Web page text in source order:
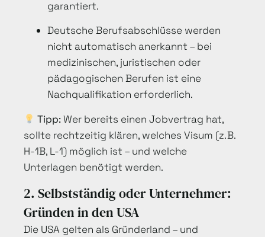
garantiert.
Deutsche Berufsabschlüsse werden
nicht automatisch anerkannt – bei
medizinischen, juristischen oder
pädagogischen Berufen ist eine
Nachqualifikation erforderlich.
Tipp:Wer bereits einen Jobvertrag hat,
sollte rechtzeitig klären, welches Visum (z. B.
H-1B, L-1) möglich ist – und welche
Unterlagen benötigt werden.
2. Selbstständig oder Unternehmer:
Gründen in den USA
Die USA gelten als Gründerland – und